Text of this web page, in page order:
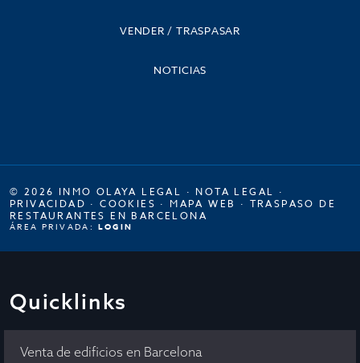
VENDER / TRASPASAR
NOTICIAS
© 2026 INMO OLAYA LEGAL · NOTA LEGAL ·
PRIVACIDAD ·COOKIES · MAPA WEB · TRASPASO DE
RESTAURANTES EN BARCELONA
ÁREA PRIVADA: LOGIN
Quicklinks
Venta de edificios en Barcelona